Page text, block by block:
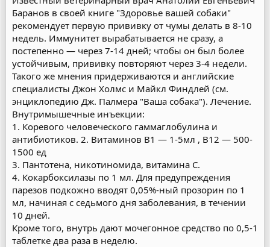
Баранов в своей книге "Здоровье вашей собаки"
рекомендует первую прививку от чумы делать в 8-10
недель. Иммунитет вырабатывается не сразу, а
постепенно — через 7-14 дней; чтобы он был более
устойчивым, прививку повторяют через 3-4 недели.
Такого же мнения придерживаются и английские
специалисты Джон Холмс и Майкл Финдлей (см.
энциклопедию Дж. Палмера "Ваша собака"). Лечение.
Внутримышечные инъекции:
1. Коревого человеческого гаммаглобулина и
антибиотиков. 2. Витаминов В1 — 1-5мл , В12 — 500-
1500 ед
3. Пантотена, никотиномида, витамина С.
4. Кокарбоксилазы по 1 мл. Для предупреждения
парезов подкожно вводят 0,05%-ный прозорин по 1
мл, начиная с седьмого дня заболевания, в течении
10 дней.
Кроме того, внутрь дают мочегонное средство по 0,5-1
таблетке два раза в неделю.